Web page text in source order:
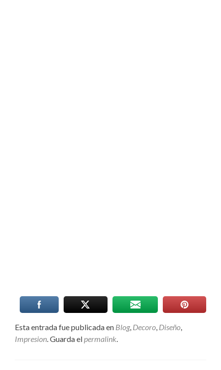
Esta entrada fue publicada en Blog, Decoro Diseño
Impresion . Guarda el permalink